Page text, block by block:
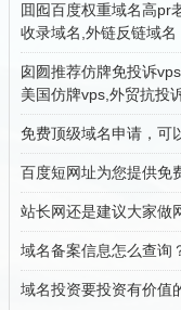
囬囮百度权重域名高pr
收录域名,外链反链域名
囱囫推荐仿牌免投诉
美国仿牌vps,外贸抗投
免费顶级域名申请，可
百度短网址为您提供免
站长网还是建议大家做
域名备案信息怎么查询
域名投资要投资有价值